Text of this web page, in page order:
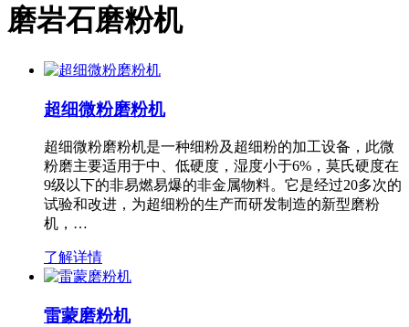
磨岩石磨粉机
超细微粉磨粉机
超细微粉磨粉机是一种细粉及超细粉的加工设备，此微
粉磨主要适用于中、低硬度，湿度小于6%，莫氏硬度在
9级以下的非易燃易爆的非金属物料。它是经过20多次的
试验和改进，为超细粉的生产而研发制造的新型磨粉
机，…
了解详情
雷蒙磨粉机